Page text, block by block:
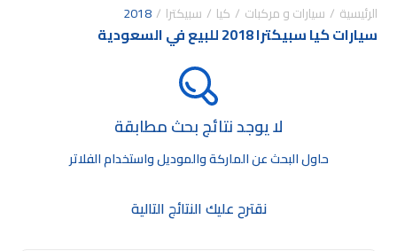
الرئيسية سيارات و مركبات كيا سبيكترا 2018
سيارات كيا سبيكترا 2018 للبيع في السعودية
لا يوجد نتائج بحث مطابقة
حاول البحث عن الماركة والموديل واستخدام الفلاتر
نقترح عليك النتائج التالية